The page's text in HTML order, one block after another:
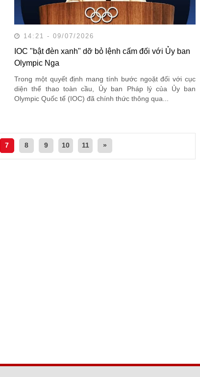
14:21 - 09/07/2026
IOC "bật đèn xanh" dỡ bỏ lệnh cấm đối với Ủy ban
Olympic Nga
Trong một quyết định mang tính bước ngoặt đối với cục
diện thể thao toàn cầu, Ủy ban Pháp lý của Ủy ban
Olympic Quốc tế (IOC) đã chính thức thông qua...
7 8 9 10 11 »